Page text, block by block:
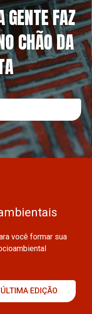
GENTE FAZ
CHÃO DA
você formar sua
ÚLTIMA EDIÇÃO